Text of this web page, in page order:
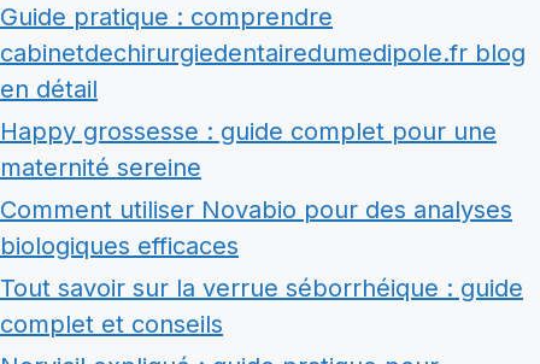
Guide pratique : comprendre
cabinetdechirurgiedentairedumedipole.fr blog
en détail
Happy grossesse : guide complet pour une
maternité sereine
Comment utiliser Novabio pour des analyses
biologiques efficaces
Tout savoir sur la verrue séborrhéique : guide
complet et conseils